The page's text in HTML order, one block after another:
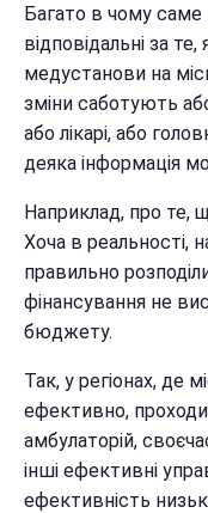
Багато в чому
відповідальні за
медустанови на
зміни саботують
або лікарі, або
деяка інформація
Наприклад, про те,
Хоча в реальності,
правильно
фінансування не
бюджету.
Так, у регіонах, де
ефективно,
амбулаторій,
інші ефективні
ефективність